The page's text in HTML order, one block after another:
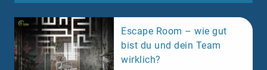
Escape Room – wie gut
bist du und dein Team
wirklich?